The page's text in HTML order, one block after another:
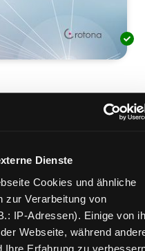
Dienste
Cookies und ähnliche
zur Verarbeitung von
IP-Adressen). Einige von
Webseite, während
Ihre Erfahrung zu
menschlichen
Verfasser